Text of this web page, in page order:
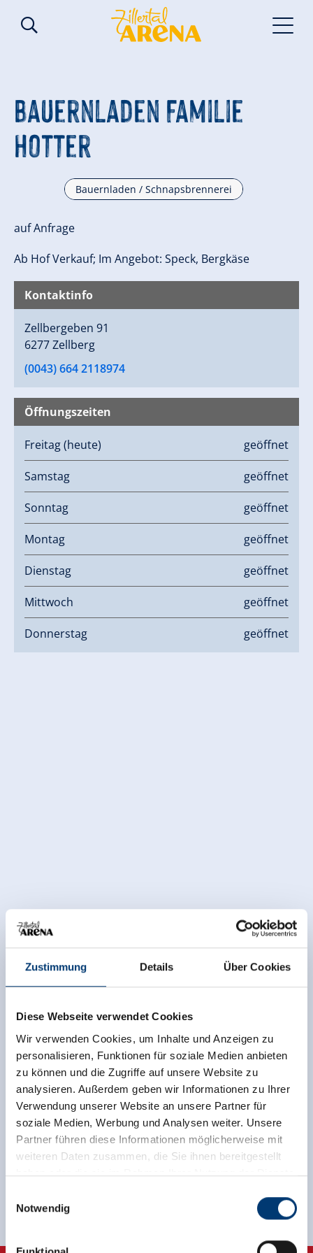
Zustimmung Details Über Cookies
Diese Webseite verwendet Cookies
Wir verwenden Cookies, um Inhalte und Anzeigen zu
personalisieren, Funktionen für soziale Medien anbieten
zu können und die Zugriffe auf unsere Website zu
analysieren. Außerdem geben wir Informationen zu Ihrer
Verwendung unserer Website an unsere Partner für
soziale Medien, Werbung und Analysen weiter. Unsere
Partner führen diese Informationen möglicherweise mit
weiteren Daten zusammen, die Sie ihnen bereitgestellt
haben oder die sie im Rahmen Ihrer Nutzung der Dienste
Notwendig
Bauernladen Familie
Hotter
Bauernladen / Schnapsbrennerei
auf Anfrage
Ab Hof Verkauf; Im Angebot: Speck, Bergkäse
Kontaktinfo
Zellbergeben 91
6277 Zellberg
(0043) 664 2118974
Öffnungszeiten
Freitag(heute) geöffnet
Samstag geöffnet
Sonntag geöffnet
Montag geöffnet
Dienstag geöffnet
Mittwoch geöffnet
Donnerstag geöffnet
Zurück zur Übersicht
Jetzt für den newsletter
anmelden!